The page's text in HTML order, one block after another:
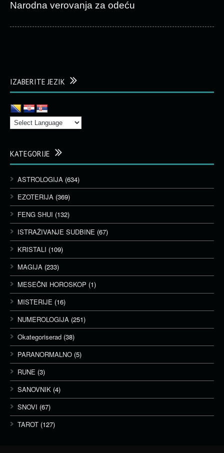
Narodna verovanja za odeću
IZABERITE JEZIK
KATEGORIJE
ASTROLOGIJA (634)
EZOTERIJA (369)
FENG SHUI (132)
ISTRAŽIVANJE SUDBINE (67)
KRISTALI (109)
MAGIJA (233)
MESEČNI HOROSKOP (1)
MISTERIJE (16)
NUMEROLOGIJA (251)
Okategoriserad (38)
PARANORMALNO (5)
RUNE (3)
SANOVNIK (4)
SNOVI (67)
TAROT (127)